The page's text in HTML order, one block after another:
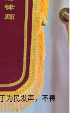
为民发声，不畏